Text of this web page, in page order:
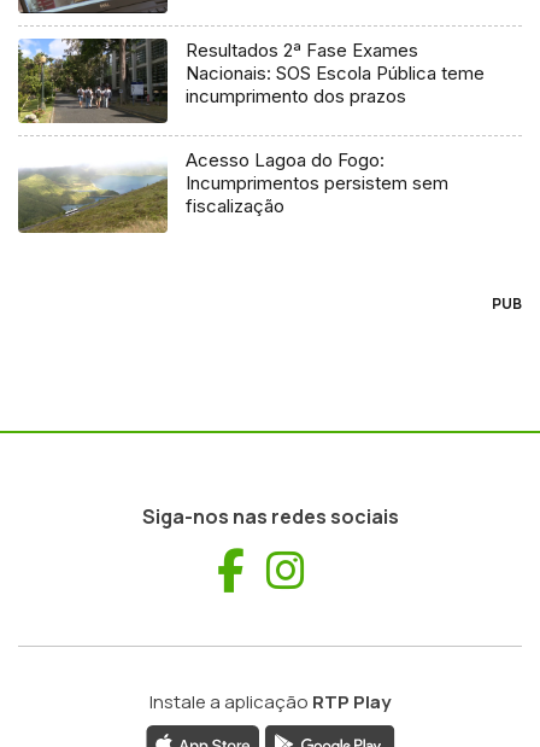
Resultados 2ª Fase Exames
Nacionais: SOS Escola Pública teme
incumprimento dos prazos
Acesso Lagoa do Fogo:
Incumprimentos persistem sem
fiscalização
PUB
Siga-nos nas redes sociais
Facebook
Instale a aplicação RTP Play